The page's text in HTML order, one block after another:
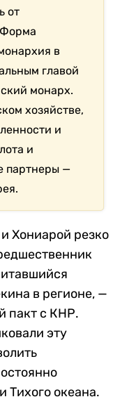
от
Форма
в
главой
монарх.
хозяйстве,
и
и
партнеры —
Хониарой резко
в регионе, —
пакт с КНР.
эту
Тихого океана.